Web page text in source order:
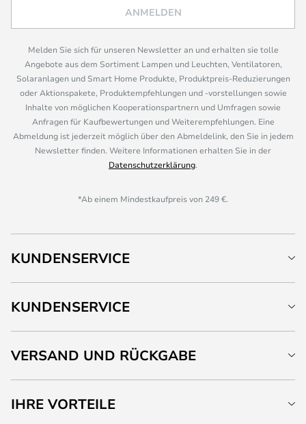
ANMELDEN
Melden Sie sich für unseren Newsletter an und erhalten sie tolle
Angebote aus dem Sortiment Lampen und Leuchten, Ventilatoren,
Solaranlagen und Smart Home Produkte, Produktpreis-Reduzierungen
oder Aktionspakete, Produktempfehlungen und -vorstellungen sowie
Inhalte von möglichen Kooperationspartnern und Umfragen sowie
Anfragen für Kaufbewertungen und Weiterempfehlungen. Eine
Abmeldung ist jederzeit möglich über den Abmeldelink, den Sie in jedem
Newsletter finden. Weitere Informationen erhalten Sie in der
Datenschutzerklärung.
*Ab einem Mindestkaufpreis von 249 €.
KUNDENSERVICE
KUNDENSERVICE
VERSAND UND RÜCKGABE
IHRE VORTEILE